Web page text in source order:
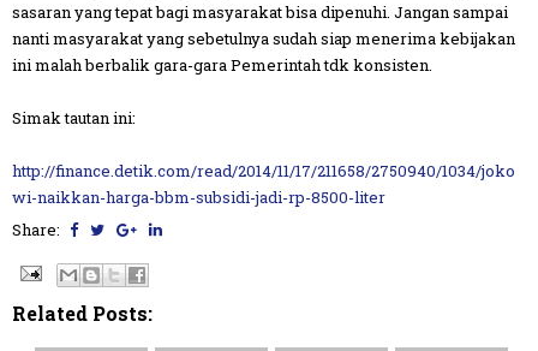
sasaran yang tepat bagi masyarakat bisa dipenuhi. Jangan sampai
nanti masyarakat yang sebetulnya sudah siap menerima kebijakan
ini malah berbalik gara-gara Pemerintah tdk konsisten.
Simak tautan ini:
http://finance.detik.com/read/2014/11/17/211658/2750940/1034/joko
wi-naikkan-harga-bbm-subsidi-jadi-rp-8500-liter
Share:
Related Posts: